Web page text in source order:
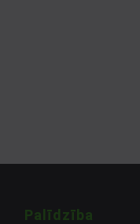
Palīdzība